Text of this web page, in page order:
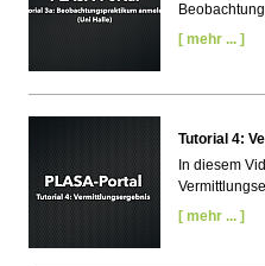
[ mehr ... ]
Tutorial 4:
In diesem
[ mehr ... ]